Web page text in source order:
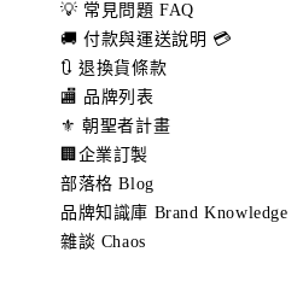
💡 常見問題 FAQ
🚚 付款與運送說明 💳
🔃 退換貨條款
🏬 品牌列表
⚜️ 朝聖者計畫
🏢企業訂製
部落格 Blog
品牌知識庫 Brand Knowledge
雜談 Chaos